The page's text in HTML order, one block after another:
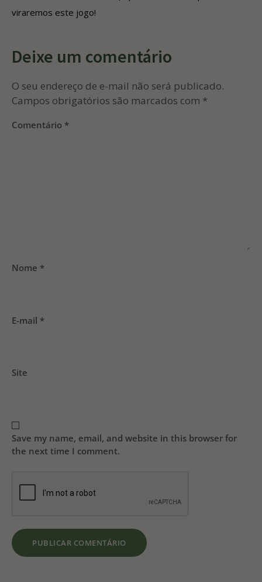
viraremos este jogo!
Deixe um comentário
O seu endereço de e-mail não será publicado.
Campos obrigatórios são marcados com *
Comentário *
Nome *
E-mail *
Site
Save my name, email, and website in this browser for
the next time I comment.